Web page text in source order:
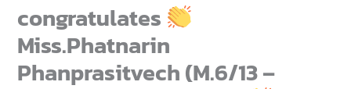
congratulates
Miss.Phatnarin
Phanprasitvech (M.6/13 –